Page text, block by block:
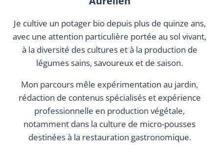
Je cultive un potager bio depuis plus de quinze ans,
avec une attention particulière portée au sol vivant,
à la diversité des cultures et à la production de
légumes sains, savoureux et de saison.
Mon parcours mêle expérimentation au jardin,
rédaction de contenus spécialisés et expérience
professionnelle en production végétale,
notamment dans la culture de micro-pousses
destinées à la restauration gastronomique.